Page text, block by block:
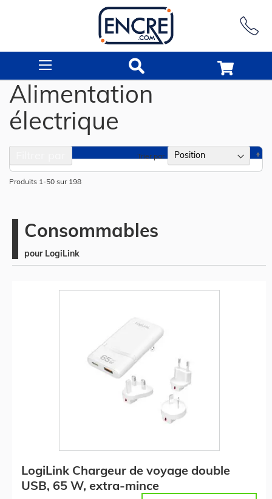
Alimentation
électrique
Produits 1 -50 sur 198
Trier par
Consommables
pour LogiLink
LogiLink Chargeur de voyage double
USB, 65 W, extra-mince